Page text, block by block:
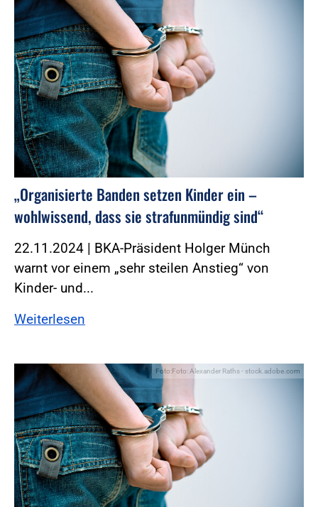
„Organisierte Banden setzen Kinder ein –
wohlwissend, dass sie strafunmündig sind“
22.11.2024 | BKA-Präsident Holger Münch
warnt vor einem „sehr steilen Anstieg“ von
Kinder- und...
Weiterlesen
Foto:Foto: Alexander Raths - stock.adobe.com